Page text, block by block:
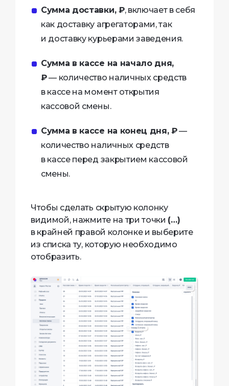
Сумма доставки, ₽, включает в себя
как доставку агрегаторами, так
и доставку курьерами заведения.
Сумма в кассе на начало дня,
₽— количество наличных средств
в кассе на момент открытия
кассовой смены.
Сумма в кассе на конец дня, ₽—
количество наличных средств
в кассе перед закрытием кассовой
смены.
Чтобы сделать скрытую колонку
видимой, нажмите на три точки (…)
в крайней правой колонке и выберите
из списка ту, которую необходимо
отобразить.